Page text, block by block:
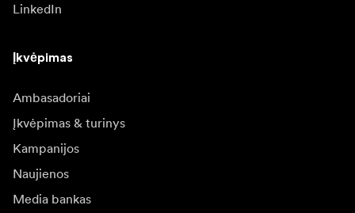
LinkedIn
Įkvėpimas
Ambasadoriai
Įkvėpimas & turinys
Kampanijos
Naujienos
Media bankas